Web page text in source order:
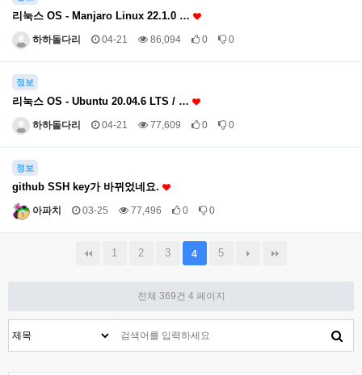
리눅스 OS - Manjaro Linux 22.1.0 …
하하돌다리 04-21 86,094 0 0
정보
리눅스 OS - Ubuntu 20.04.6 LTS / …
하하돌다리 04-21 77,609 0 0
정보
github SSH key가 바뀌었네요.
아파치 03-25 77,496 0 0
1 2 3 4 5
전체 369건 4 페이지